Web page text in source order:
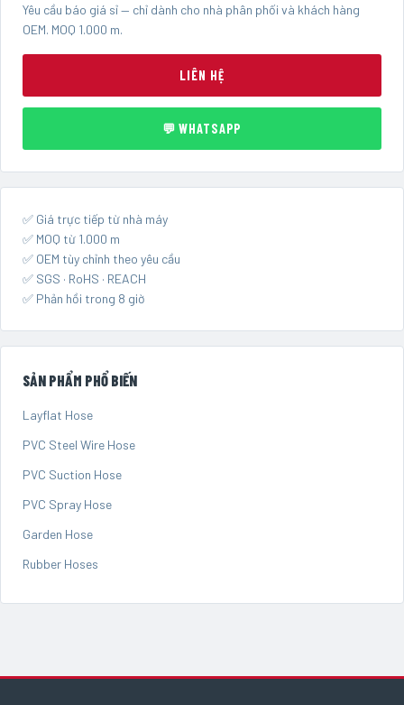
Yêu cầu báo giá sỉ — chỉ dành cho nhà phân phối và khách hàng
OEM. MOQ 1.000 m.
LIÊN HỆ
💬 WHATSAPP
✅ Giá trực tiếp từ nhà máy
✅ MOQ từ 1.000 m
✅ OEM tùy chỉnh theo yêu cầu
✅ SGS · RoHS · REACH
✅ Phản hồi trong 8 giờ
SẢN PHẨM PHỔ BIẾN
Layflat Hose
PVC Steel Wire Hose
PVC Suction Hose
PVC Spray Hose
Garden Hose
Rubber Hoses